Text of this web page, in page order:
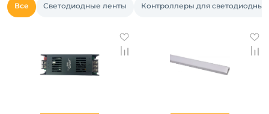
Все Светодиодные ленты Контроллеры для светодиодных